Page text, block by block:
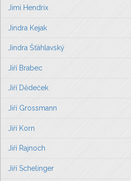
Jimi Hendrix
Jindra Kejak
Jindra Šťáhlavský
Jiří Brabec
Jiří Dědeček
Jiří Grossmann
Jiří Korn
Jiří Rajnoch
Jiří Schelinger